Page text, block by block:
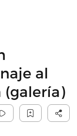
al
(galería)